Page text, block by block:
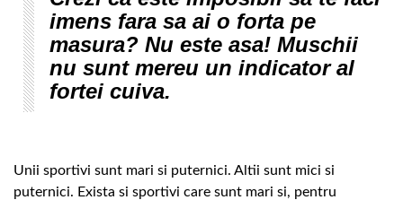
imens fara sa ai o forta pe
masura? Nu este asa! Muschii
nu sunt mereu un indicator al
fortei cuiva.
Unii sportivi sunt mari si puternici. Altii sunt mici si
puternici. Exista si sportivi care sunt mari si, pentru